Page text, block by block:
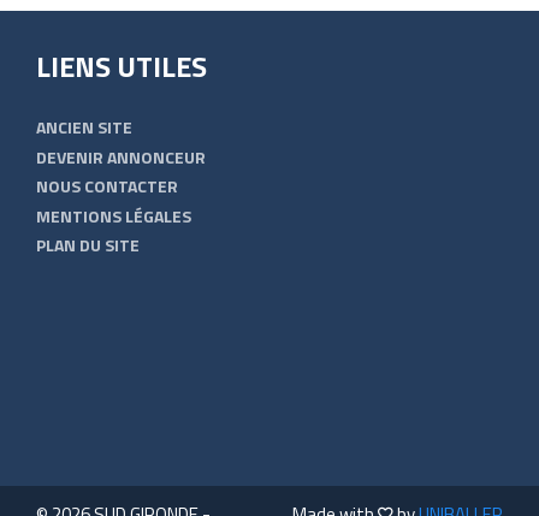
LIENS UTILES
ANCIEN SITE
DEVENIR ANNONCEUR
NOUS CONTACTER
MENTIONS LÉGALES
PLAN DU SITE